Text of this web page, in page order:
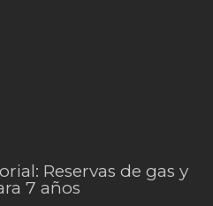
Reservas de gas y
7 años